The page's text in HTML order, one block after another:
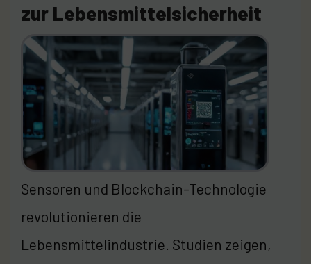
zur Lebensmittelsicherheit
Sensoren und Blockchain-Technologie
revolutionieren die
Lebensmittelindustrie. Studien zeigen,